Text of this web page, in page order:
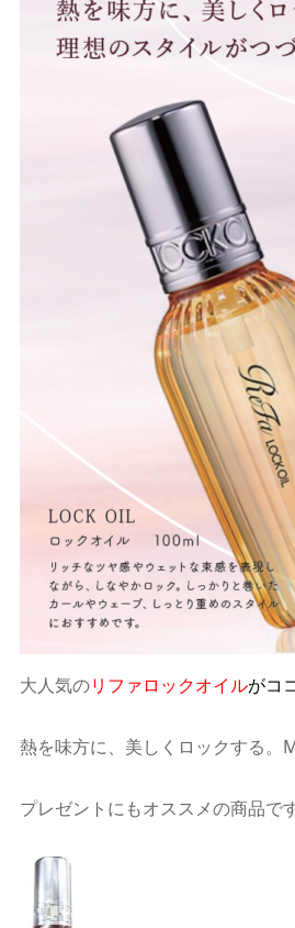
大人気のリファロックオイルがコ
熱を味方に、美しくロックする。
プレゼントにもオススメの商品で